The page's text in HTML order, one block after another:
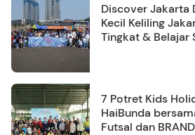
Discover Jakarta
Kecil Keliling
Tingkat & Belajar
7 Potret Kids
HaiBunda
Futsal dan